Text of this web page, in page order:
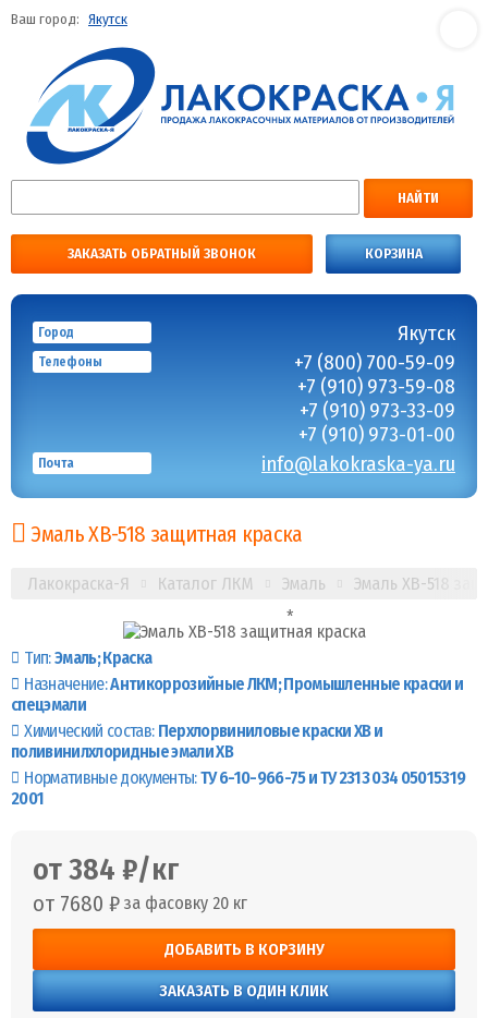
Ваш город: Якутск
НАЙТИ
ЗАКАЗАТЬ ОБРАТНЫЙ ЗВОНОК КОРЗИНА
Город Якутск
Телефоны
+7 (800) 700-59-09
+7 (910) 973-59-08
+7 (910) 973-33-09
+7 (910) 973-01-00
Почта info@lakokraska-ya.ru
Эмаль ХВ-518 защитная краска
Лакокраска-Я Каталог ЛКМ Эмаль Эмаль ХВ-518
Тип:Эмаль Краска
Назначение:Антикоррозийные ЛКМ Промышленные краски и
спецэмали
Химический состав: Перхлорвиниловые краски ХВ и
поливинилхлоридные эмали ХВ
Нормативные документы:ТУ 6-10-966-75 и ТУ 2313 034 05015319
2001
от 384 ₽/кг
от 7680 ₽ за фасовку 20 кг
ДОБАВИТЬ В КОРЗИНУ
ЗАКАЗАТЬ В ОДИН КЛИК